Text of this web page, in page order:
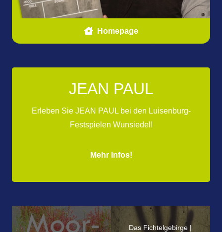
Homepage
JEAN PAUL
Erleben Sie JEAN PAUL bei den Luisenburg-
Festspielen Wunsiedel!
Mehr Infos!
Das Fichtelgebirge |